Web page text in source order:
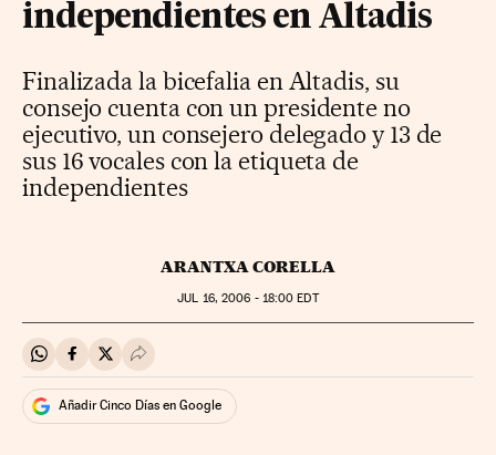
independientes en Altadis
Finalizada la bicefalia en Altadis, su
consejo cuenta con un presidente no
ejecutivo, un consejero delegado y 13 de
sus 16 vocales con la etiqueta de
independientes
ARANTXA CORELLA
JUL 16, 2006 - 18:00 EDT
Compartir en Whatsapp
Compartir en Facebook
Compartir en Twitter
Desplegar Redes Sociales
Añadir Cinco Días en Google